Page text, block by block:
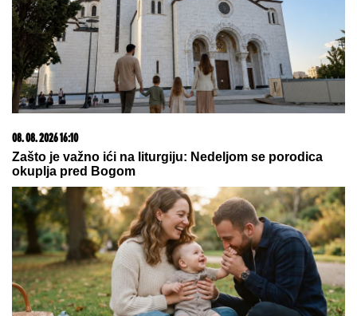
08. 08. 2026 07:36
Samo da mi dete bude dobro: Danas se majke mole
07. 08. 2026 09:14
Сазнања „Политике”: Црна Гора следећа у војном
савезу Загреба, Тиране и Приштине